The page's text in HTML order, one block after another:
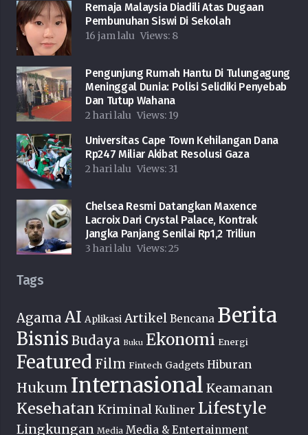
Remaja Malaysia Diadili Atas Dugaan
Pembunuhan Siswi Di Sekolah
16 jam lalu Views: 8
Pengunjung Rumah Hantu Di Tulungagung
Meninggal Dunia: Polisi Selidiki Penyebab
Dan Tutup Wahana
2 hari lalu Views: 19
Universitas Cape Town Kehilangan Dana
Rp247 Miliar Akibat Resolusi Gaza
2 hari lalu Views: 31
Chelsea Resmi Datangkan Maxence
Lacroix Dari Crystal Palace, Kontrak
Jangka Panjang Senilai Rp1,2 Triliun
3 hari lalu Views:25
Tags
Agama AI Aplikasi Artikel Bencana Berita
Bisnis Budaya Buku Ekonomi Energi
Featured Film Fintech Gadgets Hiburan
Hukum Internasional Keamanan
Kesehatan Kriminal Kuliner Lifestyle
Lingkungan Media Media & Entertainment